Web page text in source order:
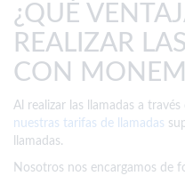
¿QUÉ
REALIZAR
CON
Al realizar las llamadas a
nuestras tarifas de llamadas
llamadas.
Nosotros nos encargamos de